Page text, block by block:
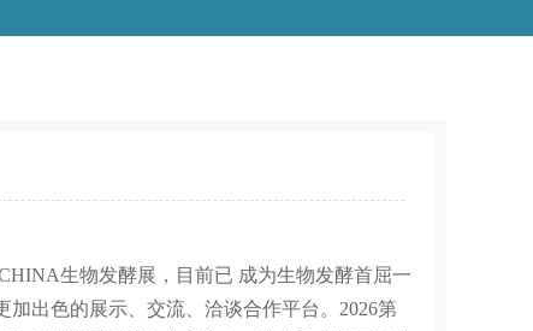
生物发酵展，目前已 成为生物发酵首屈一
出色的展示、交流、洽谈合作平台。2026第